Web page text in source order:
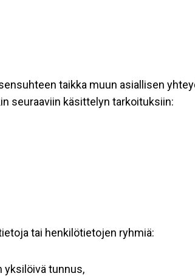
taikka muun asiallisen
seuraaviin käsittelyn tarkoituksiin:
tai henkilötietojen ryhmiä:
yksilöivä tunnus,